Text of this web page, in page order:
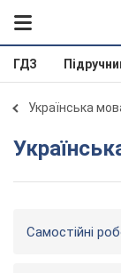
ГДЗ
Українська
Самостійні